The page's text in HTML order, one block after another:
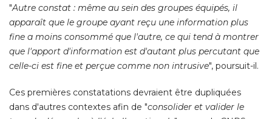
"Autre constat : même au sein des groupes équipés, il
apparaît que le groupe ayant reçu une information plus
fine a moins consommé que l'autre, ce qui tend à montrer
que l'apport d'information est d'autant plus percutant que
celle-ci est fine et perçue comme non intrusive", poursuit-il.
Ces premières constatations devraient être dupliquées
dans d'autres contextes afin de "consolider et valider le